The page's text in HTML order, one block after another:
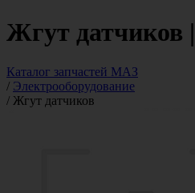
Жгут датчиков
Каталог запчастей МАЗ
/ Электрооборудование
/ Жгут датчиков